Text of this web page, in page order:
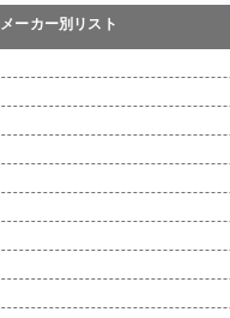
メーカー別リスト